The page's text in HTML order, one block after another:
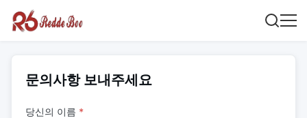
문의사항 보내주세요
당신의 이름 *